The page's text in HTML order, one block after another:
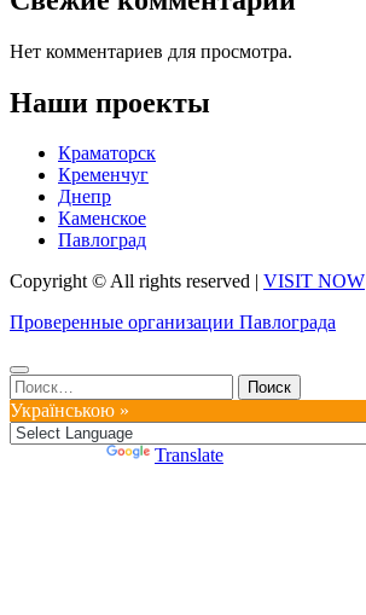
Нет комментариев для просмотра.
Наши проекты
Краматорск
Кременчуг
Днепр
Каменское
Павлоград
Copyright © All rights reserved | VISIT NOW
Проверенные организации Павлограда
Найти:
Українською »
Translate